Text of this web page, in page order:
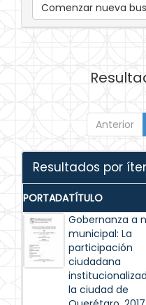
Comenzar nueva
Anterior
Resultados por
PORTADATÍTULO
Gobernanza a
municipal: La
participación
ciudadana
la ciudad de